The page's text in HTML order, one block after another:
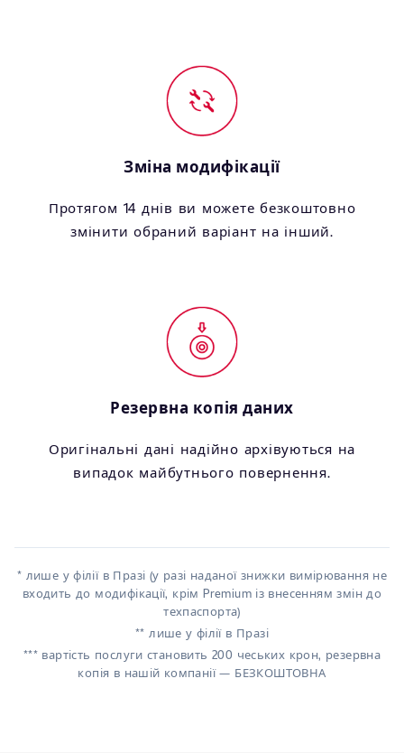
Зміна модифікації
Протягом 14 днів ви можете безкоштовно
змінити обраний варіант на інший.
Резервна копія даних
Оригінальні дані надійно архівуються на
випадок майбутнього повернення.
* лише у філії в Празі (у разі наданої знижки вимірювання не
входить до модифікації, крім Premium із внесенням змін до
техпаспорта)
** лише у філії в Празі
*** вартість послуги становить 200 чеських крон, резервна
копія в нашій компанії — БЕЗКОШТОВНА